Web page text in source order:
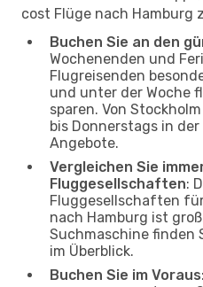
cost Flüge nach Hamburg
Buchen Sie an den
Wochenenden und
Flugreisenden
und unter der Woche
sparen. Von
bis Donnerstags in
Angebote.
Vergleichen Sie
Fluggesellschaften:
Fluggesellschaften
nach Hamburg ist
Suchmaschine finden
im Überblick.
Buchen Sie im Voraus